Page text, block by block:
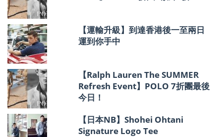
【運輸升級】到達香港後一至兩日
運到你手中
【Ralph Lauren The SUMMER
Refresh Event】POLO 7折團最後
今日！
【日本NB】Shohei Ohtani
Signature Logo Tee